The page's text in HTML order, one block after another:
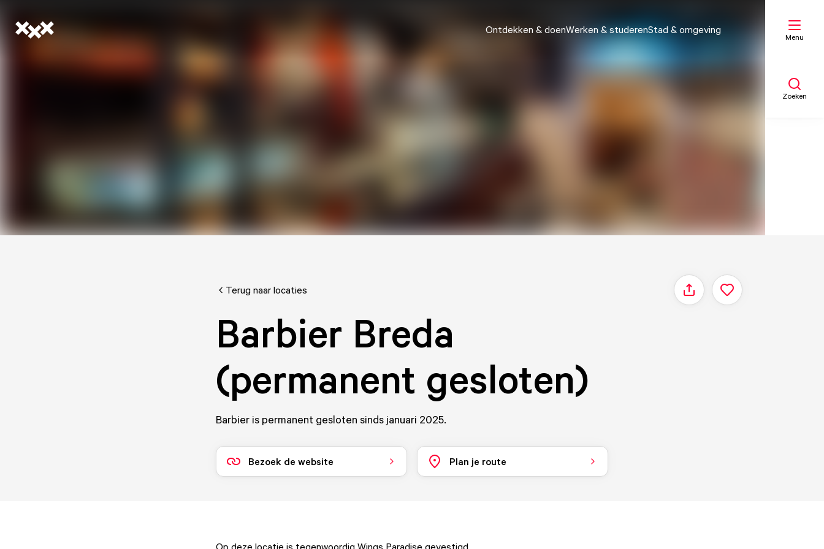
Ontdekken & doenWerken & studerenStad & omgeving
Menu
Zoeken
Terug naar locaties Delen
Barbier Breda
(permanent gesloten)
Barbier is permanent gesloten sinds januari 2025.
Bezoek de website Plan je route
Op deze locatie is tegenwoordig Wings Paradise gevestigd.